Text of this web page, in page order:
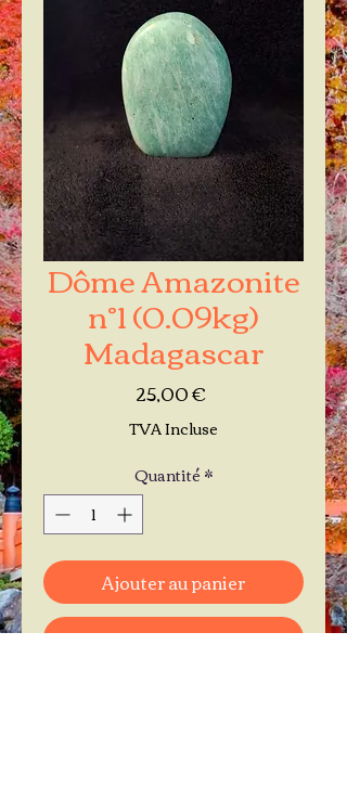
Dôme Amazonite
n°1 (0.09kg)
Madagascar
25,00 €Prix
TVA Incluse
Quantité*
Ajouter au panier
Commander et payer